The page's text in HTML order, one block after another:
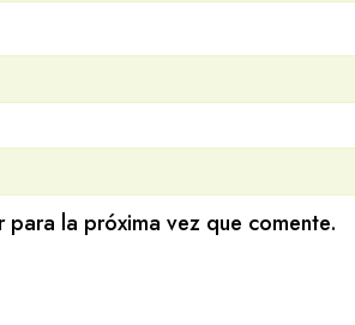
la próxima vez que comente.